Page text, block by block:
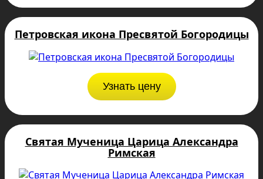
Петровская икона Пресвятой Богородицы
Узнать цену
Святая Мученица Царица Александра
Римская